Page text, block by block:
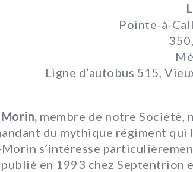
Pointe-à-
Ligne d’autobus 515,
membre de notre Société,
du mythique régiment
s’intéresse
publié en 1993 chez Septentrion